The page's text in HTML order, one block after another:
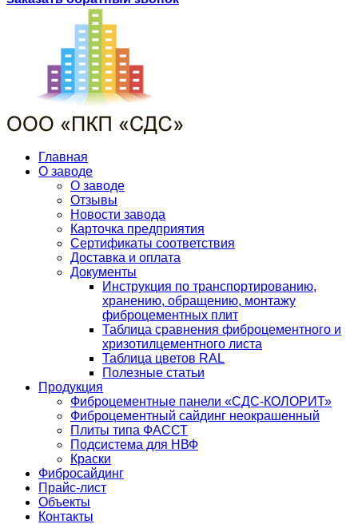
Главная
О заводе
О заводе
Отзывы
Новости завода
Карточка предприятия
Сертификаты соответствия
Доставка и оплата
Документы
Инструкция по транспортированию,
хранению, обращению, монтажу
фиброцементных плит
Таблица сравнения фиброцементного и
хризотилцементного листа
Таблица цветов RAL
Полезные статьи
Продукция
Фиброцементные панели «СДС-КОЛОРИТ»
Фиброцементный сайдинг неокрашенный
Плиты типа ФАССТ
Подсистема для НВФ
Краски
Фибросайдинг
Прайс-лист
Объекты
Контакты